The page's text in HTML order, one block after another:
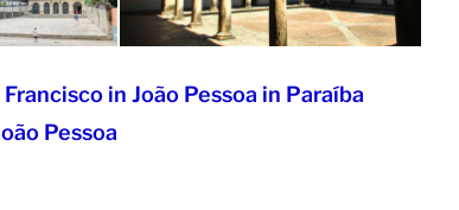
in João Pessoa in Paraíba
Pessoa